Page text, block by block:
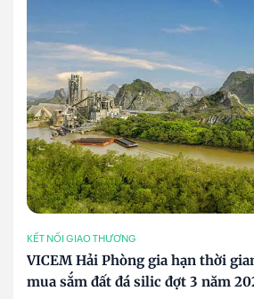
KẾT NỐI GIAO THƯƠNG
VICEM Hải Phòng gia hạn thời
mua sắm đất đá silic đợt 3 năm